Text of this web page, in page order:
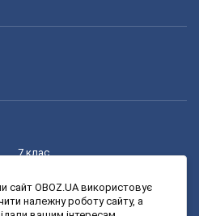
7 клас
9 клас
сайт OBOZ.UA використовує
належну роботу сайту, а